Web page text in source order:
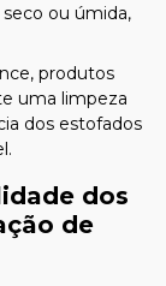
ou úmida,
produtos
uma limpeza
dos estofados
dos
de